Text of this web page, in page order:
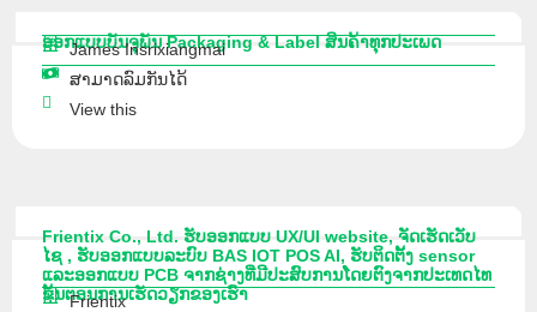
ອອກແບບບັນຈຸພັນ Packaging & Label ສິນຄ້າທຸກປະເພດ
James Insrixiangmai
ສາມາດລົມກັນໄດ້
View this
Frientix Co., Ltd. ຮັບອອກແບບ UX/UI website, ຈັດເຮັດເວັບ
ໄຊ , ຮັບອອກແບບລະບົບ BAS IOT POS AI, ຮັບຕິດຕັ້ງ sensor
ແລະອອກແບບ PCB ຈາກຊ່າງທີ່ມີປະສົບການໂດຍຕົງຈາກປະເທດໄທ
ຂັ້ນຕອນການເຮັດວຽກຂອງເຮົາ
Frientix